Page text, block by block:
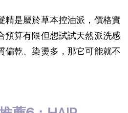
精是屬於草本控油派，價格實
預算有限但想試試天然派洗感
偏乾、染燙多，那它可能就不